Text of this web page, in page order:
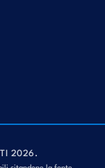
2026.